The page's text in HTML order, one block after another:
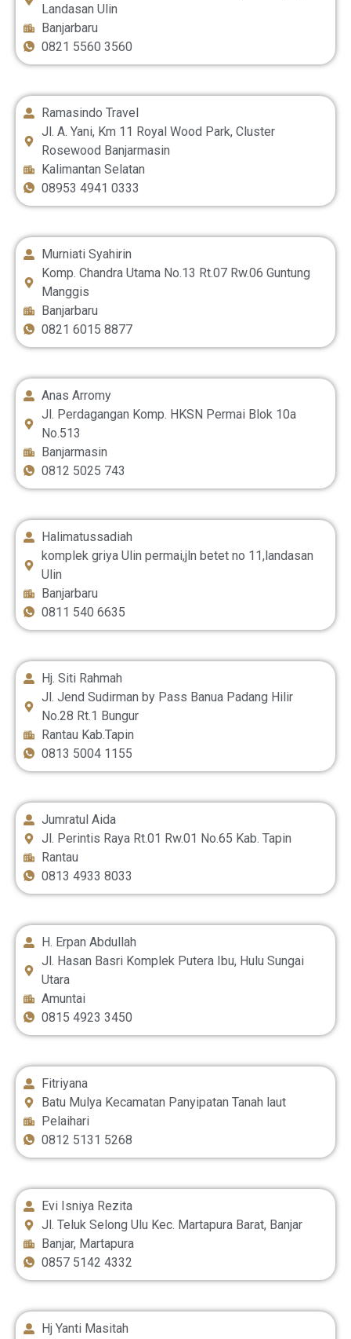
Landasan Ulin
Banjarbaru
0821 5560 3560
Ramasindo Travel
Jl. A. Yani, Km 11 Royal Wood Park, Cluster
Rosewood Banjarmasin
Kalimantan Selatan
08953 4941 0333
Murniati Syahirin
Komp. Chandra Utama No.13 Rt.07 Rw.06 Guntung
Manggis
Banjarbaru
0821 6015 8877
Anas Arromy
Jl. Perdagangan Komp. HKSN Permai Blok 10a
No.513
Banjarmasin
0812 5025 743
Halimatussadiah
komplek griya Ulin permai,jln betet no 11,landasan
Ulin
Banjarbaru
0811 540 6635
Hj. Siti Rahmah
Jl. Jend Sudirman by Pass Banua Padang Hilir
No.28 Rt.1 Bungur
Rantau Kab.Tapin
0813 5004 1155
Jumratul Aida
Jl. Perintis Raya Rt.01 Rw.01 No.65 Kab. Tapin
Rantau
0813 4933 8033
H. Erpan Abdullah
Jl. Hasan Basri Komplek Putera Ibu, Hulu Sungai
Utara
Amuntai
0815 4923 3450
Fitriyana
Batu Mulya Kecamatan Panyipatan Tanah laut
Pelaihari
0812 5131 5268
Evi Isniya Rezita
Jl. Teluk Selong Ulu Kec. Martapura Barat, Banjar
Banjar, Martapura
0857 5142 4332
Hj Yanti Masitah